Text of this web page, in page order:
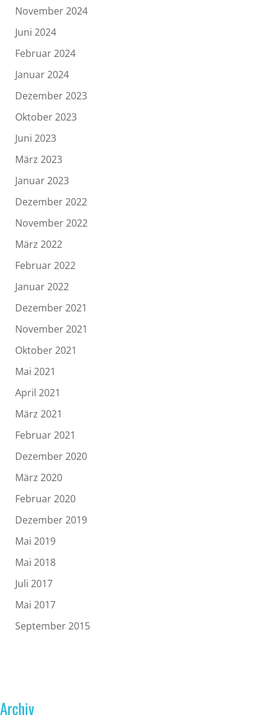
November 2024
Juni 2024
Februar 2024
Januar 2024
Dezember 2023
Oktober 2023
Juni 2023
März 2023
Januar 2023
Dezember 2022
November 2022
März 2022
Februar 2022
Januar 2022
Dezember 2021
November 2021
Oktober 2021
Mai 2021
April 2021
März 2021
Februar 2021
Dezember 2020
März 2020
Februar 2020
Dezember 2019
Mai 2019
Mai 2018
Juli 2017
Mai 2017
September 2015
Archiv